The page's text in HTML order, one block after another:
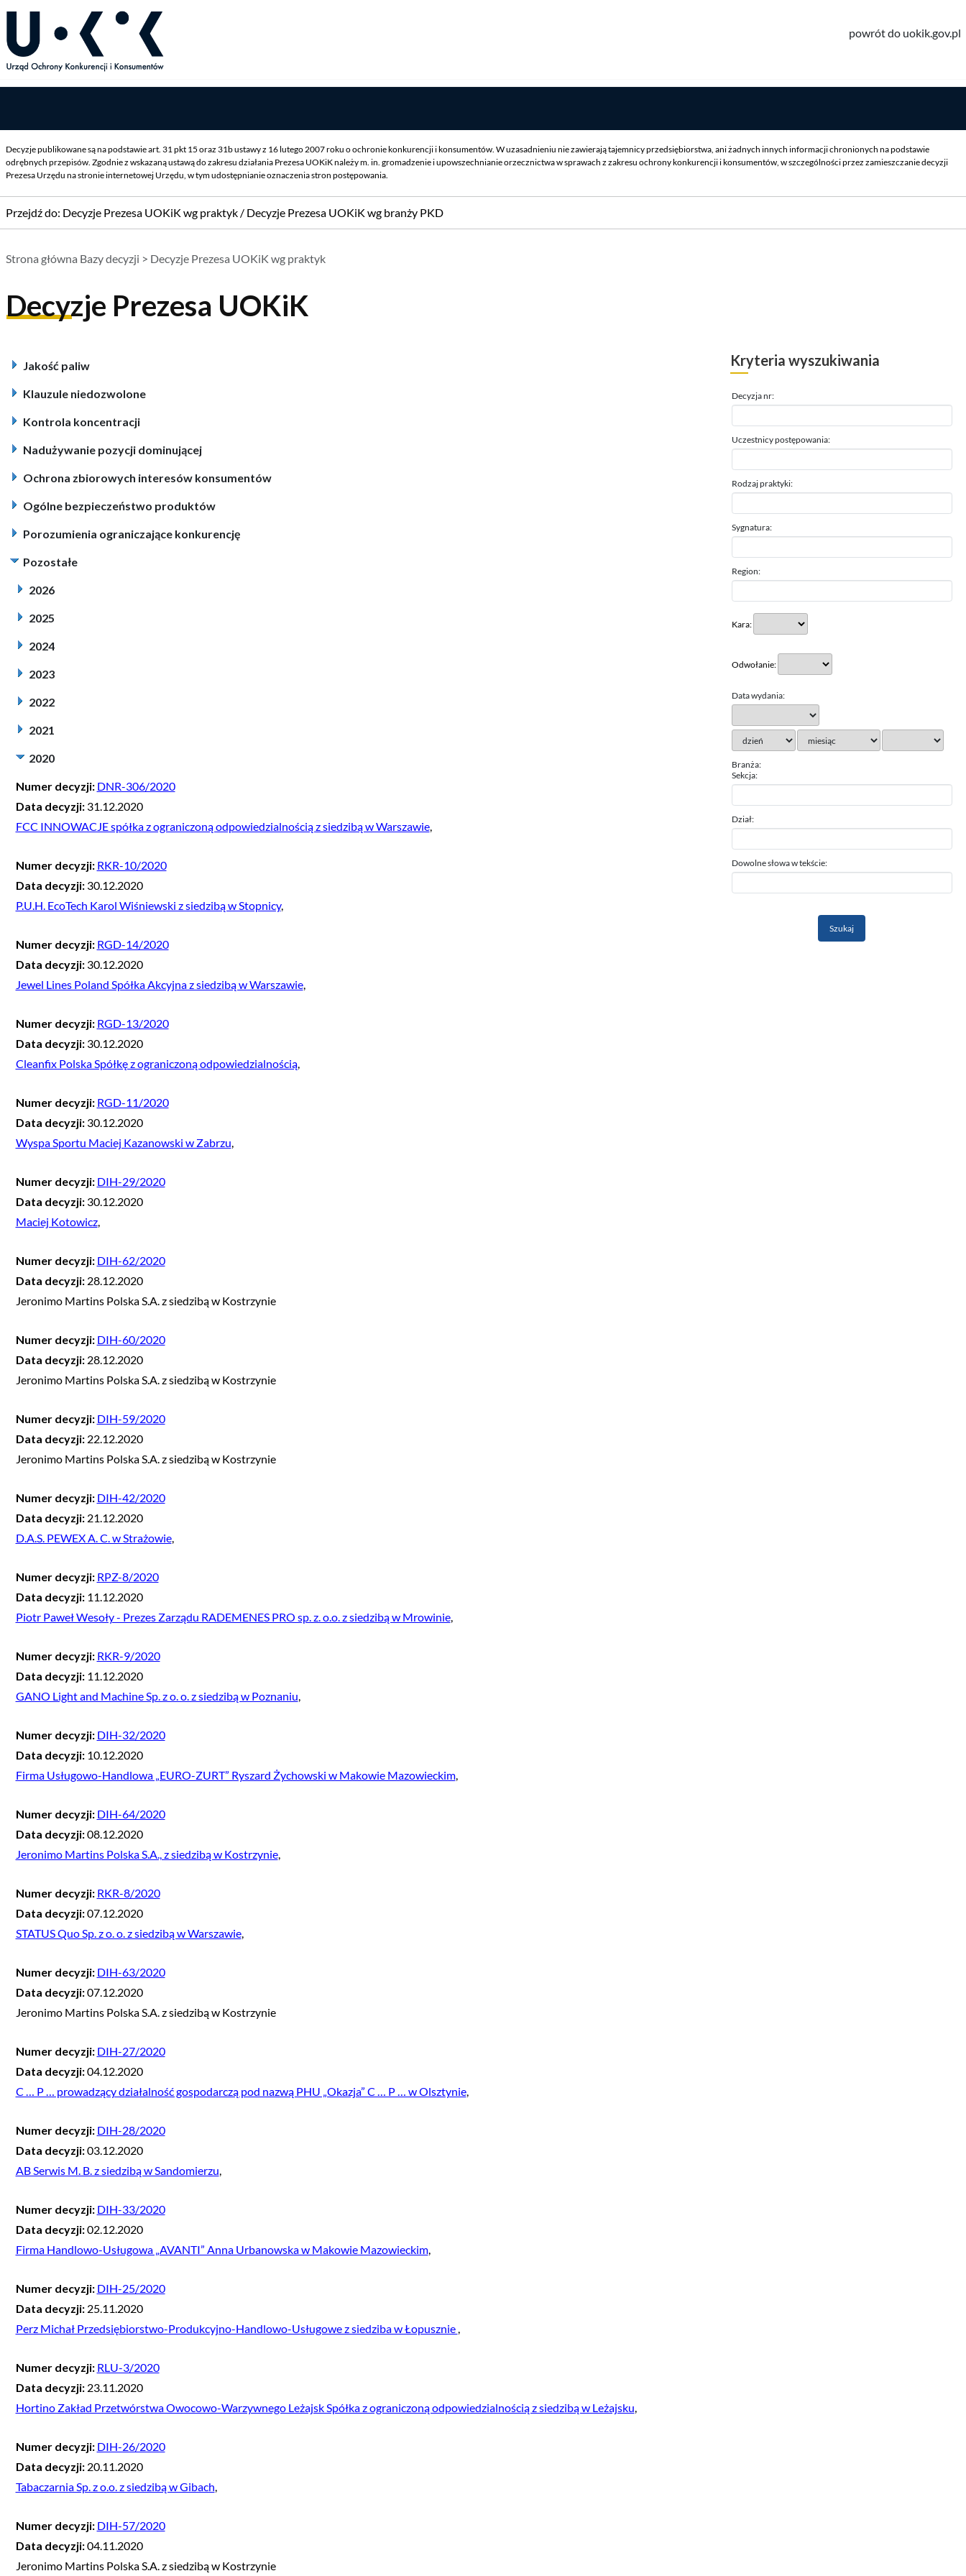
powrót do uokik.gov.pl
Decyzje publikowane są na podstawie art. 31 pkt 15 oraz 31b ustawy z 16 lutego 2007 roku o ochronie konkurencji i konsumentów. W uzasadnieniu nie zawierają tajemnicy przedsiębiorstwa, ani żadnych innych informacji chronionych na podstawie
odrębnych przepisów. Zgodnie z wskazaną ustawą do zakresu działania Prezesa UOKiK należy m. in. gromadzenie i upowszechnianie orzecznictwa w sprawach z zakresu ochrony konkurencji i konsumentów, w szczególności przez zamieszczanie decyzji
Prezesa Urzędu na stronie internetowej Urzędu, w tym udostępnianie oznaczenia stron postępowania.
Przejdź do: Decyzje Prezesa UOKiK wg praktyk/ Decyzje Prezesa UOKiK wg branży PKD
Strona główna Bazy decyzji > Decyzje Prezesa UOKiK wg praktyk
Decyzje Prezesa UOKiK
Jakość paliw
Klauzule niedozwolone
Kontrola koncentracji
Nadużywanie pozycji dominującej
Ochrona zbiorowych interesów konsumentów
Ogólne bezpieczeństwo produktów
Porozumienia ograniczające konkurencję
Pozostałe
2026
2025
2024
2023
2022
2021
2020
Numer decyzji: DNR-306/2020
Data decyzji: 31.12.2020
FCC INNOWACJE spółka z ograniczoną odpowiedzialnością z siedzibą w Warszawie,
Numer decyzji: RKR-10/2020
Data decyzji: 30.12.2020
P.U.H. EcoTech Karol Wiśniewski z siedzibą w Stopnicy,
Numer decyzji: RGD-14/2020
Data decyzji: 30.12.2020
Jewel Lines Poland Spółka Akcyjna z siedzibą w Warszawie,
Numer decyzji: RGD-13/2020
Data decyzji: 30.12.2020
Cleanfix Polska Spółkę z ograniczoną odpowiedzialnością,
Numer decyzji: RGD-11/2020
Data decyzji: 30.12.2020
Wyspa Sportu Maciej Kazanowski w Zabrzu,
Numer decyzji: DIH-29/2020
Data decyzji: 30.12.2020
Maciej Kotowicz,
Numer decyzji: DIH-62/2020
Data decyzji: 28.12.2020
Jeronimo Martins Polska S.A. z siedzibą w Kostrzynie
Numer decyzji: DIH-60/2020
Data decyzji: 28.12.2020
Jeronimo Martins Polska S.A. z siedzibą w Kostrzynie
Numer decyzji: DIH-59/2020
Data decyzji: 22.12.2020
Jeronimo Martins Polska S.A. z siedzibą w Kostrzynie
Numer decyzji: DIH-42/2020
Data decyzji: 21.12.2020
D.A.S. PEWEX A. C. w Strażowie,
Numer decyzji: RPZ-8/2020
Data decyzji: 11.12.2020
Piotr Paweł Wesoły - Prezes Zarządu RADEMENES PRO sp. z. o.o. z siedzibą w Mrowinie,
Numer decyzji: RKR-9/2020
Data decyzji: 11.12.2020
GANO Light and Machine Sp. z o. o. z siedzibą w Poznaniu,
Numer decyzji: DIH-32/2020
Data decyzji: 10.12.2020
Firma Usługowo-Handlowa „EURO-ZURT” Ryszard Żychowski w Makowie Mazowieckim,
Numer decyzji: DIH-64/2020
Data decyzji:08.12.2020
Jeronimo Martins Polska S.A., z siedzibą w Kostrzynie,
Numer decyzji: RKR-8/2020
Data decyzji:07.12.2020
STATUS Quo Sp. z o. o. z siedzibą w Warszawie,
Numer decyzji: DIH-63/2020
Data decyzji:07.12.2020
Jeronimo Martins Polska S.A. z siedzibą w Kostrzynie
Numer decyzji: DIH-27/2020
Data decyzji:04.12.2020
C … P … prowadzący działalność gospodarczą pod nazwą PHU „Okazja” C … P … w Olsztynie,
Numer decyzji: DIH-28/2020
Data decyzji:03.12.2020
AB Serwis M. B. z siedzibą w Sandomierzu,
Numer decyzji: DIH-33/2020
Data decyzji:02.12.2020
Firma Handlowo-Usługowa „AVANTI” Anna Urbanowska w Makowie Mazowieckim,
Numer decyzji: DIH-25/2020
Data decyzji: 25.11.2020
Perz Michał Przedsiębiorstwo-Produkcyjno-Handlowo-Usługowe z siedziba w Łopusznie ,
Numer decyzji: RLU-3/2020
Data decyzji: 23.11.2020
Hortino Zakład Przetwórstwa Owocowo-Warzywnego Leżajsk Spółka z ograniczoną odpowiedzialnością z siedzibą w Leżajsku,
Numer decyzji: DIH-26/2020
Data decyzji: 20.11.2020
Tabaczarnia Sp. z o.o. z siedzibą w Gibach,
Numer decyzji: DIH-57/2020
Data decyzji:04.11.2020
Jeronimo Martins Polska S.A. z siedzibą w Kostrzynie
Kryteria wyszukiwania
Decyzja nr:
Uczestnicy postępowania:
Rodzaj praktyki:
Sygnatura:
Region:
Kara:
Odwołanie:
Data wydania:
Branża:
Sekcja:
Dział:
Dowolne słowa w tekście: